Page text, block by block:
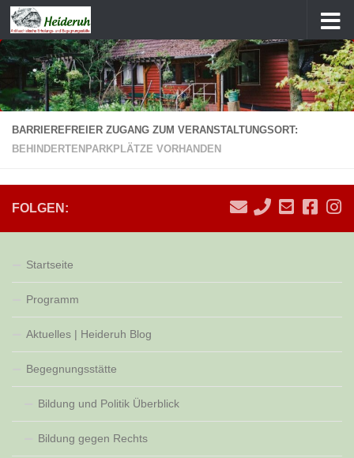
Zum Inhalt springen
BARRIEREFREIER ZUGANG ZUM VERANSTALTUNGSORT:
BEHINDERTENPARKPLÄTZE VORHANDEN
FOLGEN:
Startseite
Programm
Aktuelles | Heideruh Blog
Begegnungsstätte
Bildung und Politik Überblick
Bildung gegen Rechts